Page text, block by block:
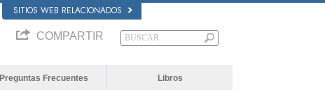
SITIOS WEB RELACIONADOS
COMPARTIR
Preguntas Frecuentes Libros